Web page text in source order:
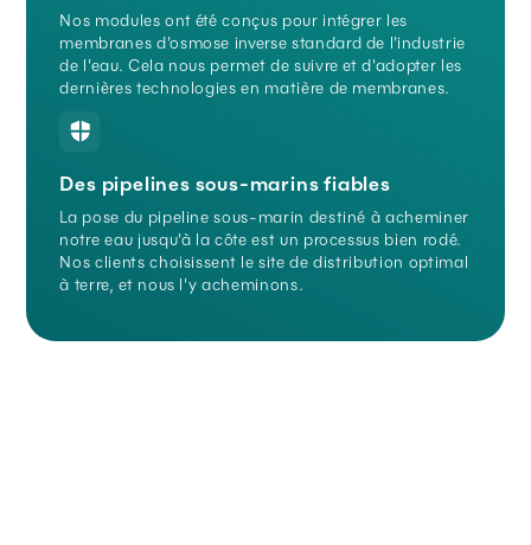
Nos modules ont été conçus pour intégrer les
membranes d'osmose inverse standard de l'industrie
de l'eau. Cela nous permet de suivre et d'adopter les
dernières technologies en matière de membranes.
Des pipelines sous-marins fiables
La pose du pipeline sous-marin destiné à acheminer
notre eau jusqu'à la côte est un processus bien rodé.
Nos clients choisissent le site de distribution optimal
à terre, et nous l'y acheminons.